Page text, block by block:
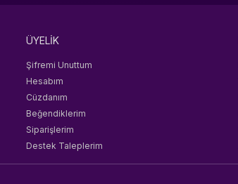
ÜYELİK
Şifremi Unuttum
Hesabım
Cüzdanım
Beğendiklerim
Siparişlerim
Destek Taleplerim